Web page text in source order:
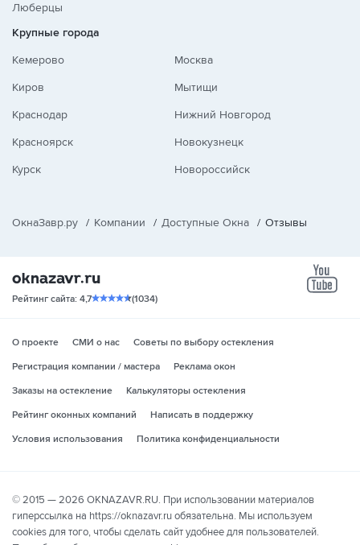
Люберцы
Крупные города
Кемерово
Киров
Краснодар
Красноярск
Курск
Москва
Мытищи
Нижний Новгород
Новокузнецк
Новороссийск
ОкнаЗавр.ру / Компании / Доступные Окна / Отзывы
Рейтинг сайта: 4,7 (1034)
О проекте СМИ о нас
Советы по выбору остекления
Регистрация компании / мастера
Реклама окон
Заказы на остекление
Калькуляторы остекления
Рейтинг оконных компаний
Написать в поддержку
Условия использования
Политика конфиденциальности
© 2015 — 2026 OKNAZAVR.RU. При использовании материалов
гиперссылка на https://oknazavr.ru обязательна. Мы используем
cookies для того, чтобы сделать сайт удобнее для пользователей.